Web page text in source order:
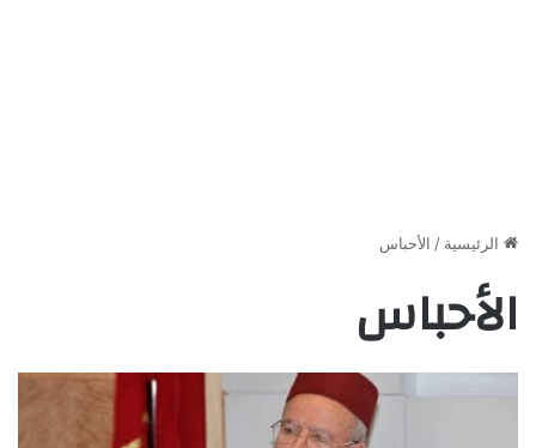
الرئيسية / الأحباس
الأحباس